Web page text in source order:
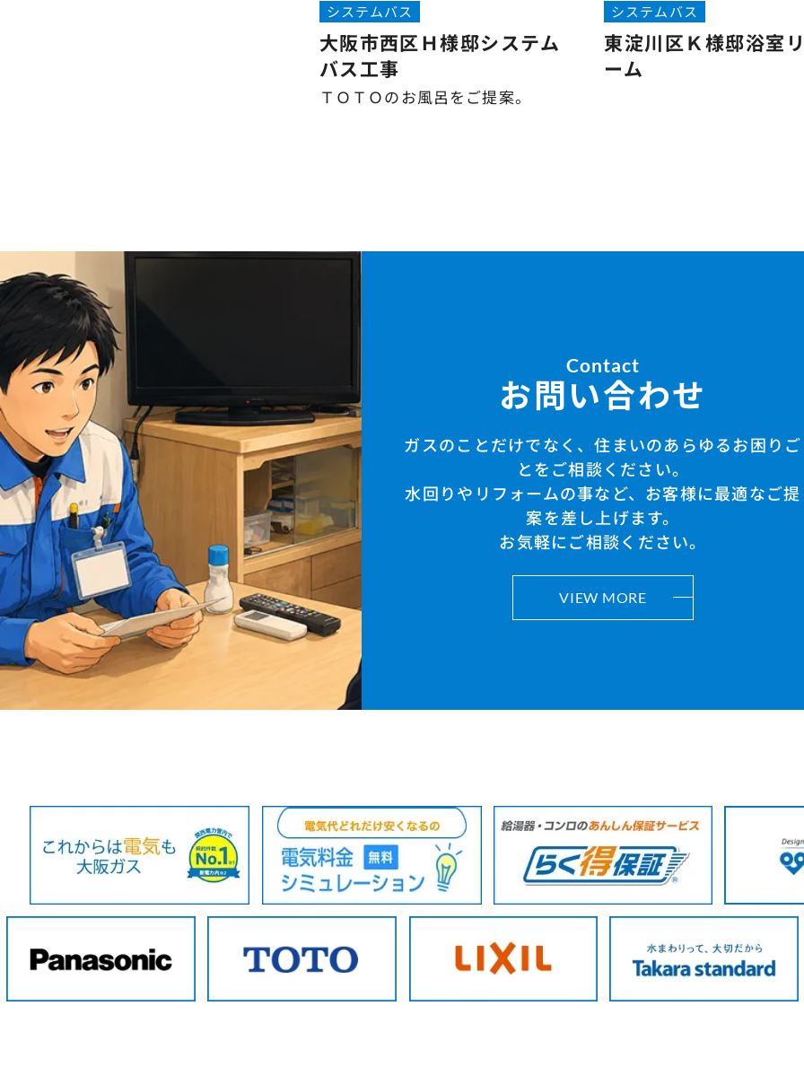
システムバス
大阪市西区Ｈ様邸システム
バス工事
ＴＯＴＯのお風呂をご提案。
システムバス
東淀川区Ｋ様邸浴室
ーム
Contact
お問い合わせ
ガスのことだけでなく、住まいのあらゆるお困りご
とをご相談ください。
水回りやリフォームの事など、お客様に最適なご提
案を差し上げます。
お気軽にご相談ください。
VIEW MORE